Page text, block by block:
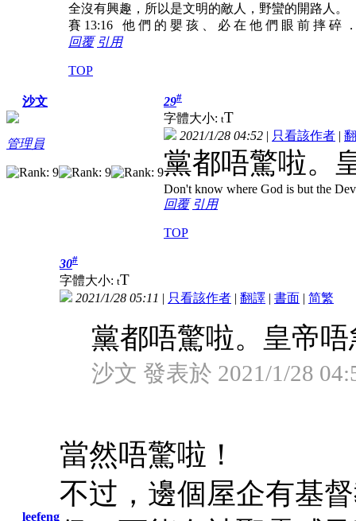
全沒有興趣，所以是文明的敵人，野蠻的開路人。
賽 13:16 他 們 的 嬰 孩 、 必 在 他 們 眼 前 摔 碎
回覆 引用
TOP
沙文
管理員
29#
字體大小: tT
2021/1/28 04:52 | 只看該作者 |
黨都唔驚啦。
Don't know where God is but the
回覆 引用
TOP
leefeng
30#
字體大小: tT
2021/1/28 05:11 | 只看該作者 | 翻譯 | 書面 | 简繁
黨都唔驚啦。皇帝
沙文 發表於 2021/1/28
當然唔驚啦！
不过，邊個屋企有基